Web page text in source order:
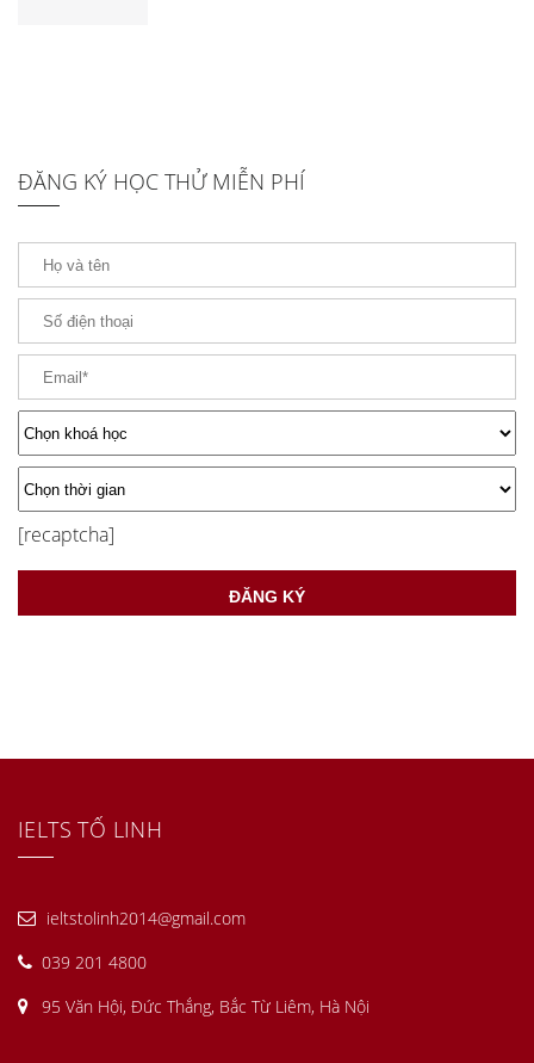
ĐĂNG KÝ HỌC THỬ MIỄN PHÍ
[recaptcha]
IELTS TỐ LINH
ieltstolinh2014@gmail.com
039 201 4800
95 Văn Hội, Đức Thắng, Bắc Từ Liêm, Hà Nội